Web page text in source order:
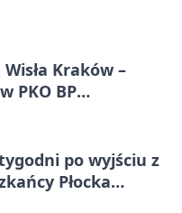
Kraków –
PKO BP
przed przerwą
po wyjściu z
Płocka